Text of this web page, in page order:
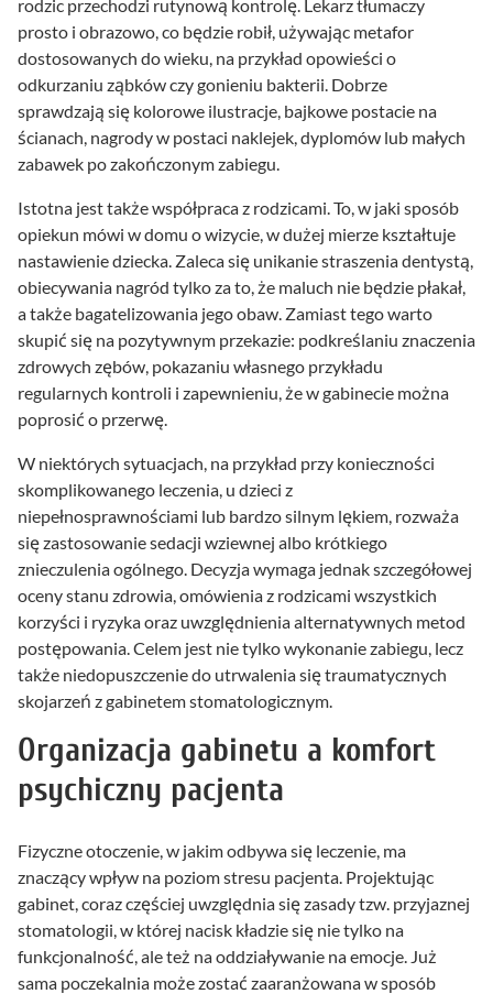
rodzic przechodzi rutynową kontrolę. Lekarz tłumaczy
prosto i obrazowo, co będzie robił, używając metafor
dostosowanych do wieku, na przykład opowieści o
odkurzaniu ząbków czy gonieniu bakterii. Dobrze
sprawdzają się kolorowe ilustracje, bajkowe postacie na
ścianach, nagrody w postaci naklejek, dyplomów lub małych
zabawek po zakończonym zabiegu.
Istotna jest także współpraca z rodzicami. To, w jaki sposób
opiekun mówi w domu o wizycie, w dużej mierze kształtuje
nastawienie dziecka. Zaleca się unikanie straszenia dentystą,
obiecywania nagród tylko za to, że maluch nie będzie płakał,
a także bagatelizowania jego obaw. Zamiast tego warto
skupić się na pozytywnym przekazie: podkreślaniu znaczenia
zdrowych zębów, pokazaniu własnego przykładu
regularnych kontroli i zapewnieniu, że w gabinecie można
poprosić o przerwę.
W niektórych sytuacjach, na przykład przy konieczności
skomplikowanego leczenia, u dzieci z
niepełnosprawnościami lub bardzo silnym lękiem, rozważa
się zastosowanie sedacji wziewnej albo krótkiego
znieczulenia ogólnego. Decyzja wymaga jednak szczegółowej
oceny stanu zdrowia, omówienia z rodzicami wszystkich
korzyści i ryzyka oraz uwzględnienia alternatywnych metod
postępowania. Celem jest nie tylko wykonanie zabiegu, lecz
także niedopuszczenie do utrwalenia się traumatycznych
skojarzeń z gabinetem stomatologicznym.
Organizacja gabinetu a komfort
psychiczny pacjenta
Fizyczne otoczenie, w jakim odbywa się leczenie, ma
znaczący wpływ na poziom stresu pacjenta. Projektując
gabinet, coraz częściej uwzględnia się zasady tzw. przyjaznej
stomatologii, w której nacisk kładzie się nie tylko na
funkcjonalność, ale też na oddziaływanie na emocje. Już
sama poczekalnia może zostać zaaranżowana w sposób